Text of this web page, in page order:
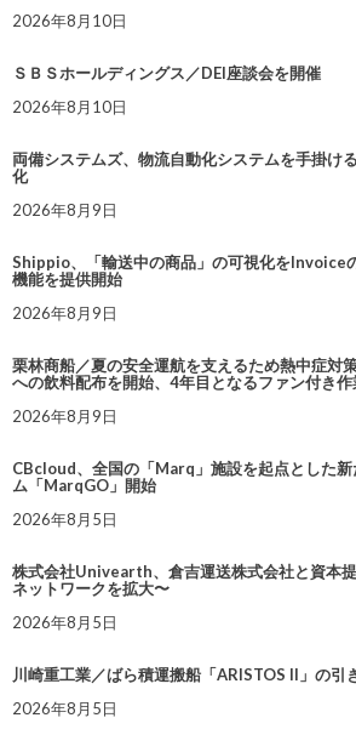
2026年8月10日
ＳＢＳホールディングス／DEI座談会を開催
2026年8月10日
両備システムズ、物流自動化システムを手掛け
化
2026年8月9日
Shippio、「輸送中の商品」の可視化をInvoice
機能を提供開始
2026年8月9日
栗林商船／夏の安全運航を支えるため熱中症対
への飲料配布を開始、4年目となるファン付き
2026年8月9日
CBcloud、全国の「Marq」施設を起点とした
ム「MarqGO」開始
2026年8月5日
株式会社Univearth、倉吉運送株式会社と資本
ネットワークを拡大〜
2026年8月5日
川崎重工業／ばら積運搬船「ARISTOS II」の引
2026年8月5日